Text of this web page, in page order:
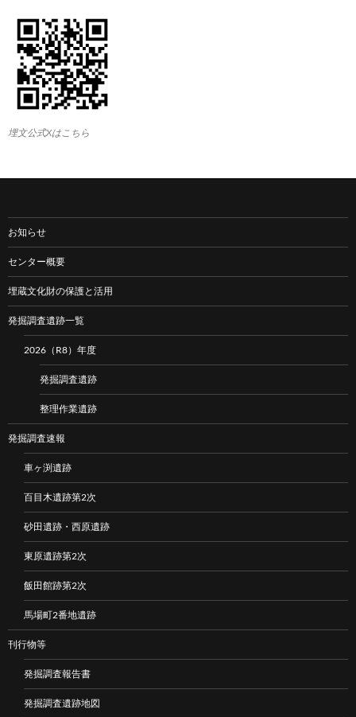
埋文公式Xはこちら
お知らせ
センター概要
埋蔵文化財の保護と活用
発掘調査遺跡一覧
2026（R8）年度
発掘調査遺跡
整理作業遺跡
発掘調査速報
車ヶ渕遺跡
百目木遺跡第2次
砂田遺跡・西原遺跡
東原遺跡第2次
飯田館跡第2次
馬場町2番地遺跡
刊行物等
発掘調査報告書
発掘調査遺跡地図